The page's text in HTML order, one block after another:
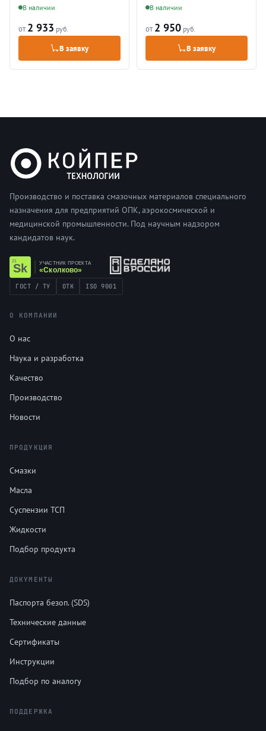
В наличии
от 2 933 руб.
В заявку
В наличии
от 2 950 руб.
В заявку
Производство и поставка смазочных материалов специального
назначения для предприятий ОПК, аэрокосмической и
медицинской промышленности. Под научным надзором
кандидатов наук.
ГОСТ / ТУ ОТК ISO 9001
О КОМПАНИИ
О нас
Наука и разработка
Качество
Производство
Новости
ПРОДУКЦИЯ
Смазки
Масла
Суспензии ТСП
Жидкости
Подбор продукта
ДОКУМЕНТЫ
Паспорта безоп. (SDS)
Технические данные
Сертификаты
Инструкции
Подбор по аналогу
ПОДДЕРЖКА